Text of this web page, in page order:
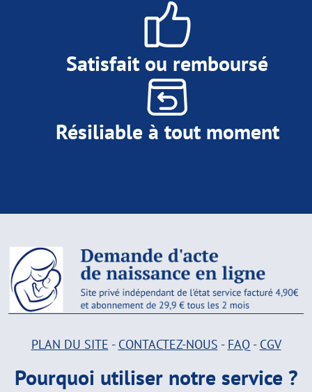
Satisfait ou remboursé
Résiliable à tout moment
PLAN DU SITE - CONTACTEZ-NOUS - FAQ- CGV
Pourquoi utiliser notre service ?